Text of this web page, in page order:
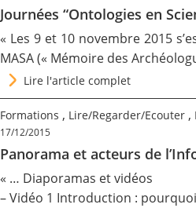
Journées “Ontologies en
« Les 9 et 10 novembre 2015
MASA(« Mémoire des
Lire l'article complet
Formations , Lire/Regarder/Ecouter ,
17/12/2015
Panorama et acteurs de
« … Diaporamas et vidéos
– Vidéo 1 Introduction : pourquoi